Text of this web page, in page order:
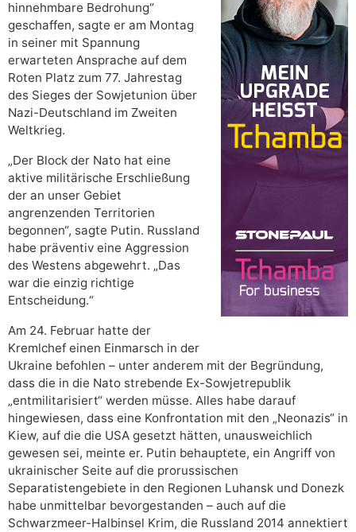
hinnehmbare Bedrohung“
geschaffen, sagte er am Montag
in seiner mit Spannung
erwarteten Ansprache auf dem
Roten Platz zum 77. Jahrestag
des Sieges der Sowjetunion über
Nazi-Deutschland im Zweiten
Weltkrieg.
„Der Block der Nato hat eine
aktive militärische Erschließung
der an unser Gebiet
angrenzenden Territorien
begonnen“, sagte Putin. Russland
habe präventiv eine Aggression
des Westens abgewehrt. „Das
war die einzig richtige
Entscheidung.“
Am 24. Februar hatte der
Kremlchef einen Einmarsch in der
Ukraine befohlen – unter anderem mit der Begründung,
dass die in die Nato strebende Ex-Sowjetrepublik
„entmilitarisiert“ werden müsse. Alles habe darauf
hingewiesen, dass eine Konfrontation mit den „Neonazis“ in
Kiew, auf die die USA gesetzt hätten, unausweichlich
gewesen sei, meinte er. Putin behauptete, ein Angriff von
ukrainischer Seite auf die prorussischen
Separatistengebiete in den Regionen Luhansk und Donezk
habe unmittelbar bevorgestanden – auch auf die
Schwarzmeer-Halbinsel Krim, die Russland 2014 annektiert